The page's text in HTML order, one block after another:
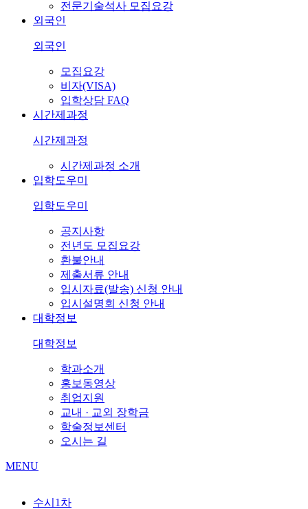
전문기술석사 모집요강
외국인
외국인
모집요강
비자(VISA)
입학상담 FAQ
시간제과정
시간제과정
시간제과정 소개
입학도우미
입학도우미
공지사항
전년도 모집요강
환불안내
제출서류 안내
입시자료(발송) 신청 안내
입시설명회 신청 안내
대학정보
대학정보
학과소개
홍보동영상
취업지원
교내 · 교외 장학금
학술정보센터
오시는 길
MENU
수시1차